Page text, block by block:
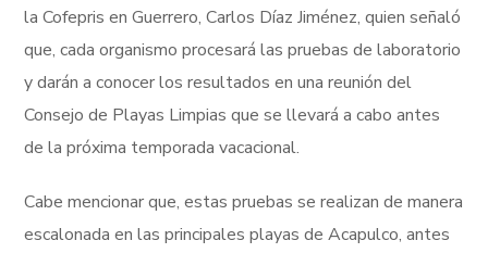
la Cofepris en Guerrero, Carlos Díaz Jiménez, quien señaló
que, cada organismo procesará las pruebas de laboratorio
y darán a conocer los resultados en una reunión del
Consejo de Playas Limpias que se llevará a cabo antes
de la próxima temporada vacacional.
Cabe mencionar que, estas pruebas se realizan de manera
escalonada en las principales playas de Acapulco, antes